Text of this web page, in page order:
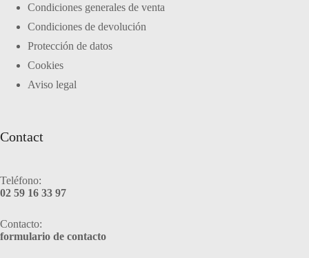
Condiciones generales de venta
Condiciones de devolución
Protección de datos
Cookies
Aviso legal
Contact
Teléfono:
02 59 16 33 97
Contacto:
formulario de contacto